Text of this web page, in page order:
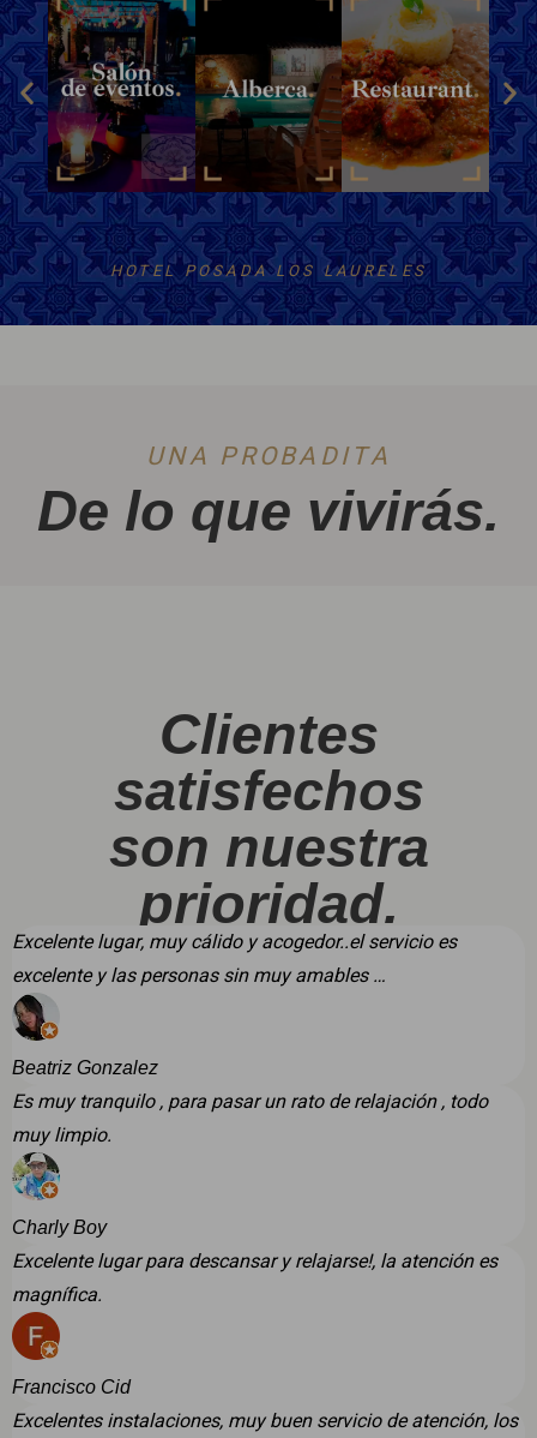
HOTEL POSADA LOS LAURELES
UNA PROBADITA
De lo que vivirás.
Clientes
satisfechos
son nuestra
prioridad.
Excelente lugar, muy cálido y acogedor..el servicio es
excelente y las personas sin muy amables …
Beatriz Gonzalez
Es muy tranquilo , para pasar un rato de relajación , todo
muy limpio.
Charly Boy
Excelente lugar para descansar y relajarse!, la atención es
magnífica.
Francisco Cid
Excelentes instalaciones, muy buen servicio de atención, los